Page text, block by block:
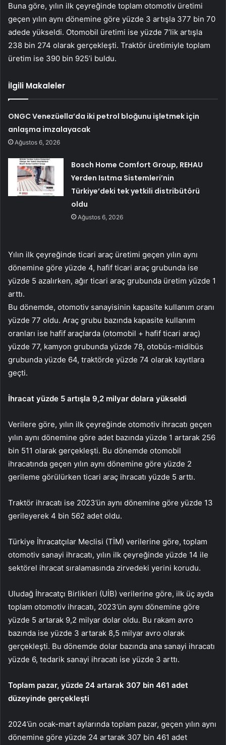
Buna göre, yılın ilk çeyreğinde toplam otomotiv üretimi
geçen yılın aynı dönemine göre yüzde 3 artışla 377 bin 70
adede yükseldi. Otomobil üretimi ise yüzde 7’lik artışla
238 bin 274 olarak gerçekleşti. Traktör üretimiyle toplam
üretim ise 390 bin 925’i buldu.
İlgili Makaleler
ONGC Venezüella’da iki petrol bloğunu işletmek için
anlaşma imzalayacak
Ağustos 6, 2026
Bosch Home Comfort Group, REHAU
Yerden Isıtma Sistemleri’nin
Türkiye’deki tek yetkili distribütörü
oldu
Ağustos 6, 2026
Yılın ilk çeyreğinde ticari araç üretimi geçen yılın aynı
dönemine göre yüzde 4, hafif ticari araç grubunda ise
yüzde 5 azalırken, ağır ticari araç grubunda üretim yüzde 1
arttı.
Bu dönemde, otomotiv sanayisinin kapasite kullanım oranı
yüzde 77 oldu. Araç grubu bazında kapasite kullanım
oranları ise hafif araçlarda (otomobil + hafif ticari araç)
yüzde 77, kamyon grubunda yüzde 78, otobüs-midibüs
grubunda yüzde 64, traktörde yüzde 74 olarak kayıtlara
geçti.
İhracat yüzde 5 artışla 9,2 milyar dolara yükseldi
Verilere göre, yılın ilk çeyreğinde otomotiv ihracatı geçen
yılın aynı dönemine göre adet bazında yüzde 1 artarak 256
bin 511 olarak gerçekleşti. Bu dönemde otomobil
ihracatında geçen yılın aynı dönemine göre yüzde 2
gerileme görülürken ticari araç ihracatı yüzde 5 arttı.
Traktör ihracatı ise 2023’ün aynı dönemine göre yüzde 13
gerileyerek 4 bin 562 adet oldu.
Türkiye İhracatçılar Meclisi (TİM) verilerine göre, toplam
otomotiv sanayi ihracatı, yılın ilk çeyreğinde yüzde 14 ile
sektörel ihracat sıralamasında zirvedeki yerini korudu.
Uludağ İhracatçı Birlikleri (UİB) verilerine göre, ilk üç ayda
toplam otomotiv ihracatı, 2023’ün aynı dönemine göre
yüzde 5 artarak 9,2 milyar dolar oldu. Bu rakam avro
bazında ise yüzde 3 artarak 8,5 milyar avro olarak
gerçekleşti. Bu dönemde dolar bazında ana sanayi ihracatı
yüzde 6, tedarik sanayi ihracatı ise yüzde 3 arttı.
Toplam pazar, yüzde 24 artarak 307 bin 461 adet
düzeyinde gerçekleşti
2024’ün ocak-mart aylarında toplam pazar, geçen yılın aynı
dönemine göre yüzde 24 artarak 307 bin 461 adet